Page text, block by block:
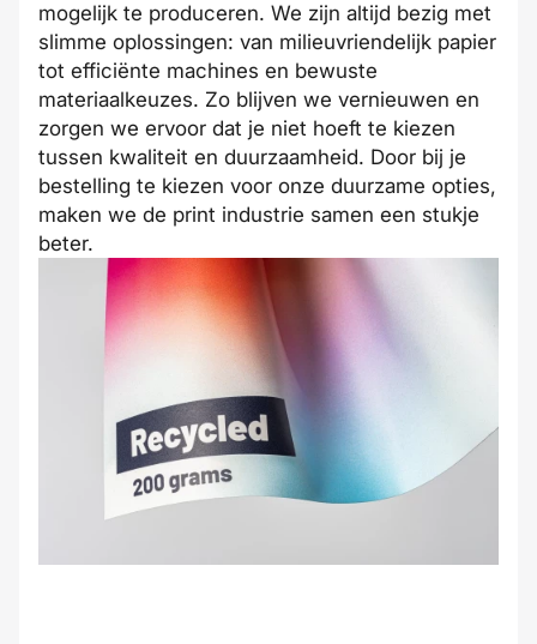
mogelijk te produceren. We zijn altijd bezig met
slimme oplossingen: van milieuvriendelijk papier
tot efficiënte machines en bewuste
materiaalkeuzes. Zo blijven we vernieuwen en
zorgen we ervoor dat je niet hoeft te kiezen
tussen kwaliteit en duurzaamheid. Door bij je
bestelling te kiezen voor onze duurzame opties,
maken we de print industrie samen een stukje
beter.